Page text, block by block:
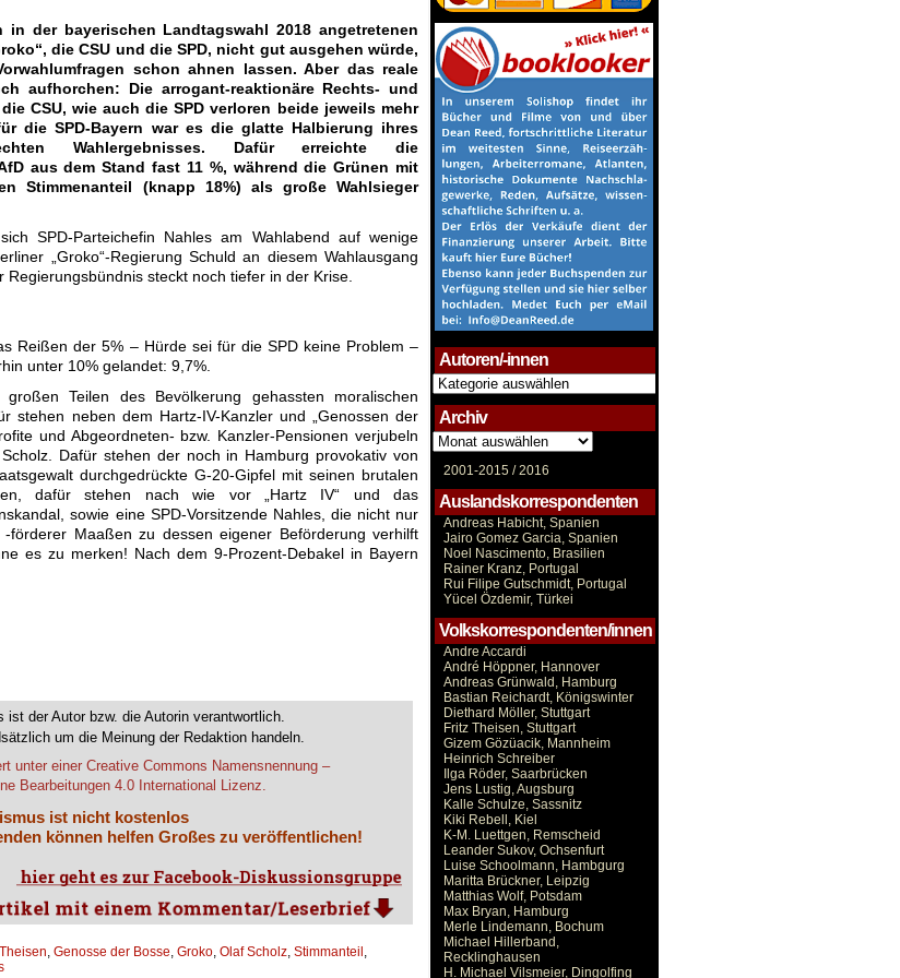
der bayerischen Landtagswahl 2018 angetretenen
die CSU und die SPD, nicht gut ausgehen würde,
schon ahnen lassen. Aber das reale
aufhorchen: Die arrogant-reaktionäre Rechts- und
CSU, wie auch die SPD verloren beide jeweils mehr
die SPD-Bayern war es die glatte Halbierung ihres
Wahlergebnisses. Dafür erreichte die
aus dem Stand fast 11 %, während die Grünen mit
Stimmenanteil (knapp 18%) als große Wahlsieger
SPD-Parteichefin Nahles am Wahlabend auf wenige
„Groko“-Regierung Schuld an diesem Wahlausgang
steckt noch tiefer in der Krise.
Reißen der 5% – Hürde sei für die SPD keine Problem –
unter 10% gelandet: 9,7%.
Teilen des Bevölkerung gehassten moralischen
stehen neben dem Hartz-IV-Kanzler und „Genossen der
und Abgeordneten- bzw. Kanzler-Pensionen verjubeln
Dafür stehen der noch in Hamburg provokativ von
durchgedrückte G-20-Gipfel mit seinen brutalen
dafür stehen nach wie vor „Hartz IV“ und das
sowie eine SPD-Vorsitzende Nahles, die nicht nur
förderer Maaßen zu dessen eigener Beförderung verhilft
es zu merken! Nach dem 9-Prozent-Debakel in Bayern
ist der Autor bzw. die Autorin verantwortlich.
um die Meinung der Redaktion handeln.
unter einer Creative Commons Namensnennung –
Bearbeitungen 4.0 International Lizenz.
ist nicht kostenlos
können helfen Großes zu veröffentlichen!
, Genosse der Bosse, Groko, Olaf Scholz, Stimmanteil ,
Autoren/-innen
Autoren/-
innen
Archiv
Archiv
2001-2015 /2016
Auslandskorrespondenten
Andreas Habicht, Spanien
Jairo Gomez Garcia, Spanien
Noel Nascimento, Brasilien
Rainer Kranz, Portugal
Rui Filipe Gutschmidt, Portugal
Yücel Özdemir, Türkei
Volkskorrespondenten/innen
Andre Accardi
André Höppner, Hannover
Andreas Grünwald, Hamburg
Bastian Reichardt, Königswinter
Diethard Möller, Stuttgart
Fritz Theisen, Stuttgart
Gizem Gözüacik, Mannheim
Heinrich Schreiber
Ilga Röder, Saarbrücken
Jens Lustig, Augsburg
Kalle Schulze, Sassnitz
Kiki Rebell, Kiel
K-M. Luettgen, Remscheid
Leander Sukov, Ochsenfurt
Luise Schoolmann, Hambgurg
Maritta Brückner, Leipzig
Matthias Wolf, Potsdam
Max Bryan, Hamburg
Merle Lindemann, Bochum
Michael Hillerband,
Recklinghausen
H. Michael Vilsmeier, Dingolfing